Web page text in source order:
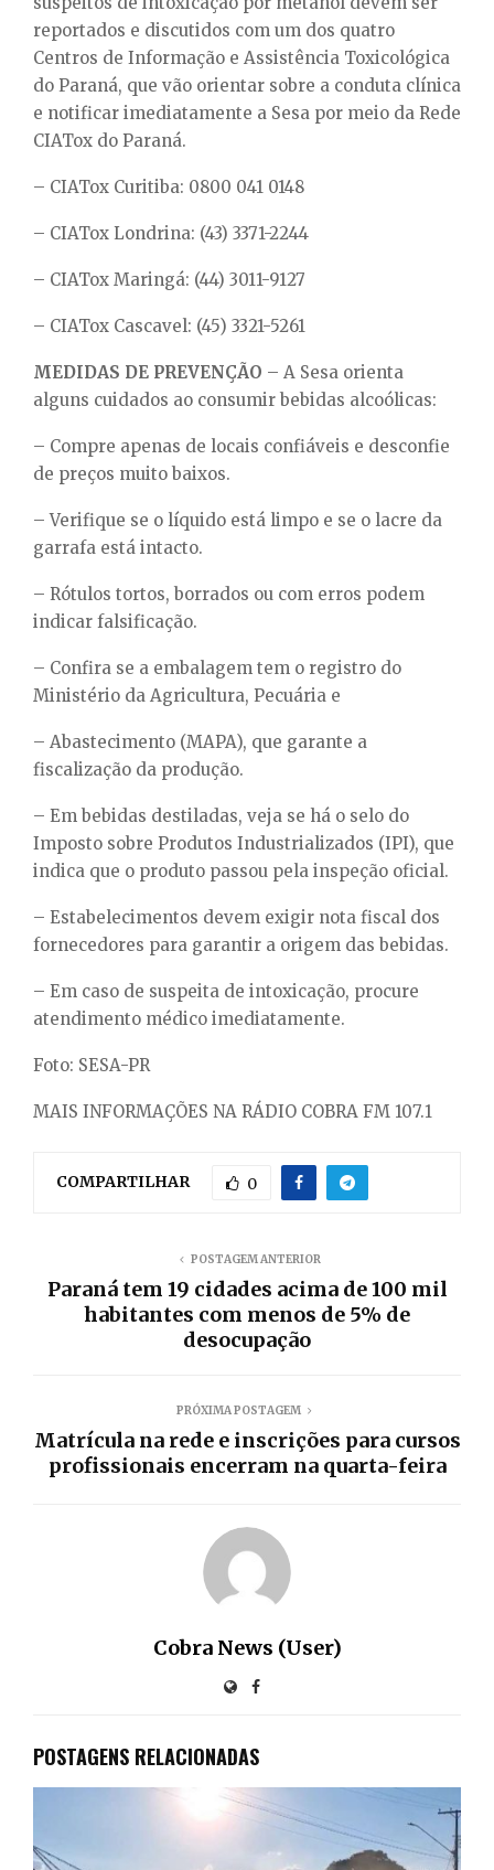
reportados e discutidos com um dos quatro
Centros de Informação e Assistência Toxicológica
do Paraná, que vão orientar sobre a conduta clínica
e notificar imediatamente a Sesa por meio da Rede
CIATox do Paraná.
– CIATox Curitiba: 0800 041 0148
– CIATox Londrina: (43) 3371-2244
– CIATox Maringá: (44) 3011-9127
– CIATox Cascavel: (45) 3321-5261
MEDIDAS DE PREVENÇÃO – A Sesa orienta
alguns cuidados ao consumir bebidas alcoólicas:
– Compre apenas de locais confiáveis e desconfie
de preços muito baixos.
– Verifique se o líquido está limpo e se o lacre da
garrafa está intacto.
– Rótulos tortos, borrados ou com erros podem
indicar falsificação.
– Confira se a embalagem tem o registro do
Ministério da Agricultura, Pecuária e
– Abastecimento (MAPA), que garante a
fiscalização da produção.
– Em bebidas destiladas, veja se há o selo do
Imposto sobre Produtos Industrializados (IPI), que
indica que o produto passou pela inspeção oficial.
– Estabelecimentos devem exigir nota fiscal dos
fornecedores para garantir a origem das bebidas.
– Em caso de suspeita de intoxicação, procure
atendimento médico imediatamente.
Foto: SESA-PR
MAIS INFORMAÇÕES NA RÁDIO COBRA FM 107.1
COMPARTILHAR 0
POSTAGEM ANTERIOR
Paraná tem 19 cidades acima de 100 mil
habitantes com menos de 5% de
desocupação
PRÓXIMA POSTAGEM
Matrícula na rede e inscrições para cursos
profissionais encerram na quarta-feira
Cobra News (User)
POSTAGENS RELACIONADAS